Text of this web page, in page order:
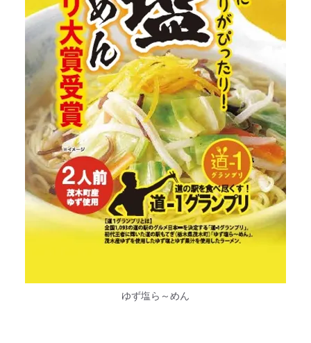
ゆず塩ら～めん